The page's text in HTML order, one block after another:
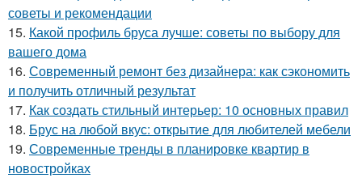
советы и рекомендации
15. Какой профиль бруса лучше: советы по выбору для
вашего дома
16. Современный ремонт без дизайнера: как сэкономить
и получить отличный результат
17. Как создать стильный интерьер: 10 основных правил
18. Брус на любой вкус: открытие для любителей мебели
19. Современные тренды в планировке квартир в
новостройках